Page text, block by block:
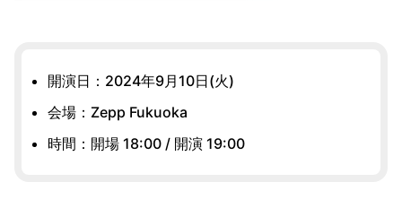
開演日：2024年9月10日(火)
会場：Zepp Fukuoka
時間：開場 18:00 / 開演 19:00